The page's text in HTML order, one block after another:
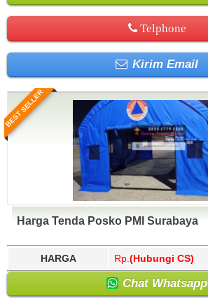
Telphone
Kirim Email
BEST SELLER
Harga Tenda Posko PMI Surabaya
HARGA Rp. (Hubungi CS)
Chat Whatsapp